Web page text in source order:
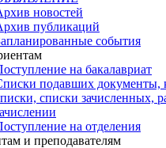
новостей
публикаций
события
на бакалавриат
подавших документы,
списки зачисленных,
на отделения
и преподавателям